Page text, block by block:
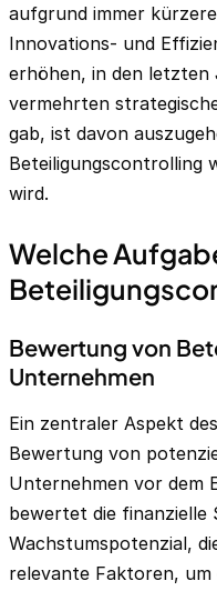
aufgrund immer
Innovations- und
erhöhen, in den letzten
vermehrten
gab, ist davon
Beteiligungscontrolling
wird.
Welche
Bewertung von
Unternehmen
Ein zentraler Aspekt
Bewertung von
Unternehmen vor dem
bewertet die finanzielle
Wachstumspotenzial,
relevante Faktoren,